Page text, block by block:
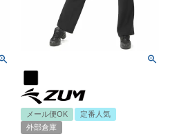
メール便OK
定番人気
外部倉庫